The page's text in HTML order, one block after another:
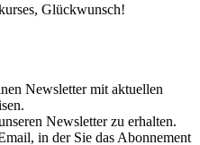
Glückwunsch!
Newsletter mit aktuellen
Newsletter zu erhalten.
in der Sie das Abonnement